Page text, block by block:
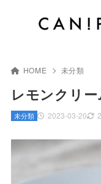
HOME 未分類
レモンクリ
2023-03-20
未分類